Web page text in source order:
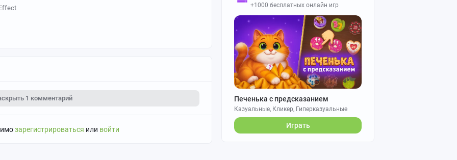
+1000 бесплатных онлайн игр
Печенька с предсказанием
Казуальные, Кликер, Гиперказуальные
Играть
1 комментарий
зарегистрироваться или войти